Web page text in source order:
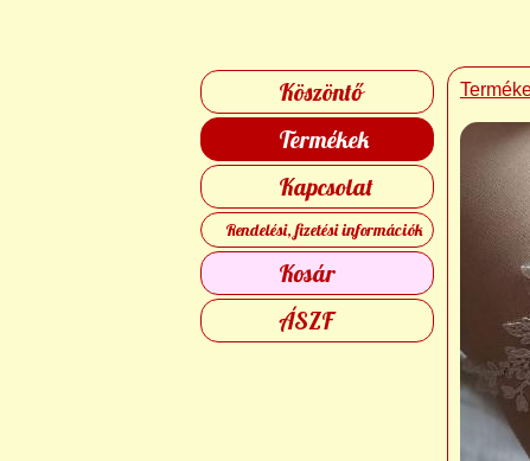
Köszöntő
Termékek
Kapcsolat
Rendelési, fizetési információk
Kosár
ÁSZF